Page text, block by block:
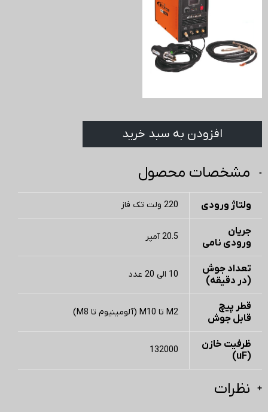
افزودن به سبد خرید
مشخصات محصول
ولتاژ ورودی 220 ولت تک فاز
جریان
ورودی نامی
20.5 آمپر
تعداد جوش
(در دقیقه)
10 الی 20 عدد
قطر پیچ
قابل جوش
M2 تا M10 (آلومینیوم تا M8)
ظرفیت خازن
(uF)
132000
نظرات